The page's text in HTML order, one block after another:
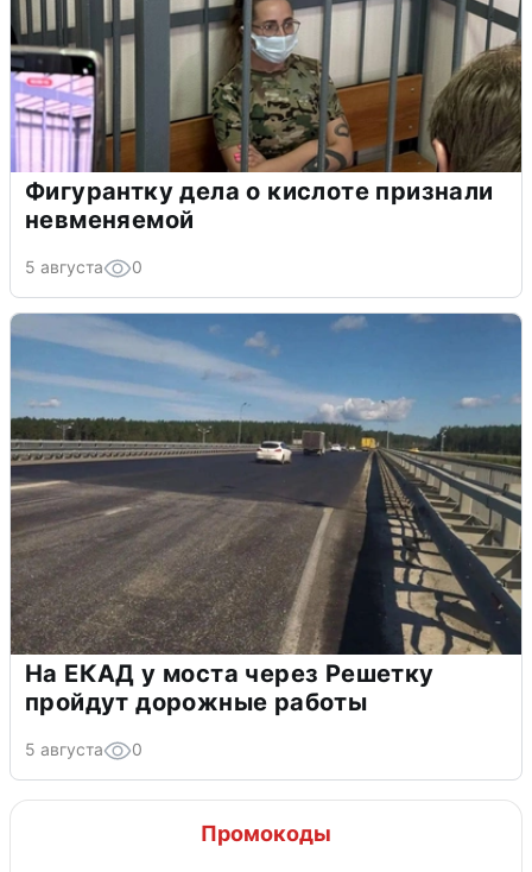
Фигурантку дела о кислоте признали
невменяемой
5 августа 0
На ЕКАД у моста через Решетку
пройдут дорожные работы
5 августа 0
Промокоды